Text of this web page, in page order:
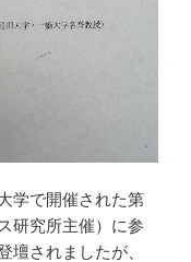
学で開催された第
研究所主催）に参
壇されましたが、